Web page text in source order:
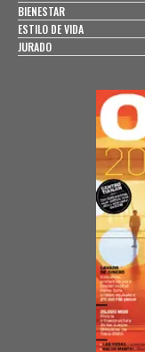
BIENESTAR
ESTILO DE VIDA
JURADO